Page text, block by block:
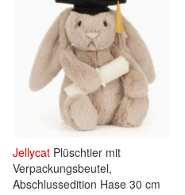
Jellycat Plüschtier mit
Verpackungsbeutel,
Abschlussedition Hase 30 cm